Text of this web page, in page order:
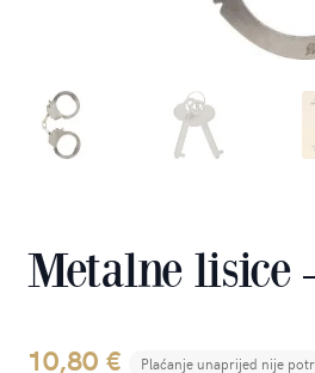
Metalne lisice
10,80 € Plaćanje unaprijed nije